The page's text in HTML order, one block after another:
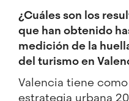
¿Cuáles son los
que han obtenido
medición de la
del turismo en
Valencia tiene
estrategia urbana